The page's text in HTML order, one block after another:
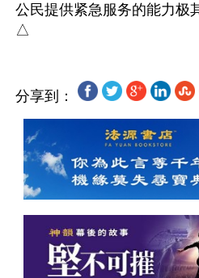
公民提供紧急服务的能力极
分享到：